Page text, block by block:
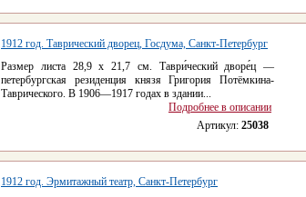
1912 год. Таврический дворец, Госдума, Санкт-Петербург
Размер листа 28,9 x 21,7 см. Таври́ческий дворе́ц —
петербургская резиденция князя Григория Потёмкина-
Таврического. В 1906—1917 годах в здании...
Подробнее в описании
Артикул: 25038
1912 год. Эрмитажный театр, Санкт-Петербург